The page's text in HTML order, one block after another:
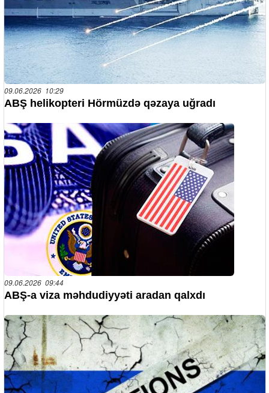
09.06.2026 10:29
ABŞ helikopteri Hörmüzdə qəzaya uğradı
09.06.2026 09:44
ABŞ-a viza məhdudiyyəti aradan qalxdı